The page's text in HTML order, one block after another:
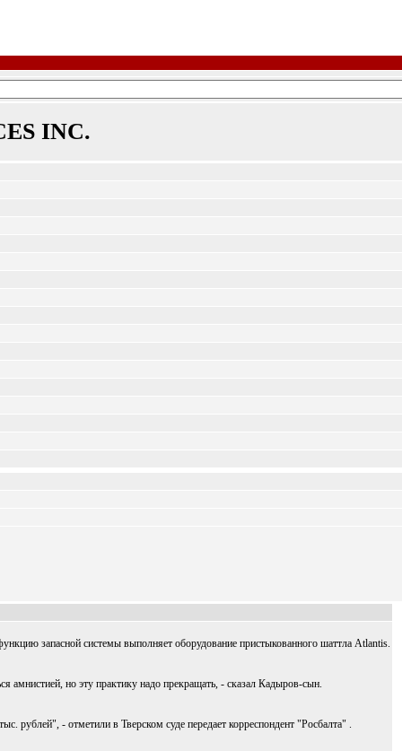
INC.
запасной системы выполняет оборудование пристыкованного шаттла Atlantis.
амнистией, но эту практику надо прекращать, - сказал Кадыров-сын.
рублей", - отметили в Тверском суде передает корреспондент "Росбалта" .